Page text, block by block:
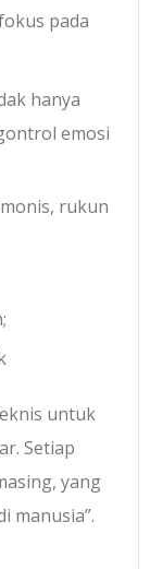
pada
hanya
emosi
rukun
untuk
Setiap
yang
manusia”.